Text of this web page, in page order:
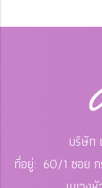
บริษัท
ที่อยู่: 60/1 ซอย ก